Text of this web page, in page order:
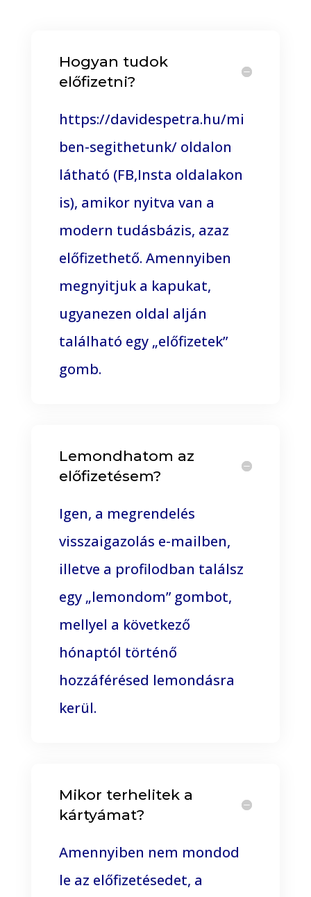
Hogyan tudok
előfizetni?
https://davidespetra.hu/mi
ben-segithetunk/ oldalon
látható (FB,Insta oldalakon
is), amikor nyitva van a
modern tudásbázis, azaz
előfizethető. Amennyiben
megnyitjuk a kapukat,
ugyanezen oldal alján
található egy „előfizetek”
gomb.
Lemondhatom az
előfizetésem?
Igen, a megrendelés
visszaigazolás e-mailben,
illetve a profilodban találsz
egy „lemondom” gombot,
mellyel a következő
hónaptól történő
hozzáférésed lemondásra
kerül.
Mikor terhelitek a
kártyámat?
Amennyiben nem mondod
le az előfizetésedet, a